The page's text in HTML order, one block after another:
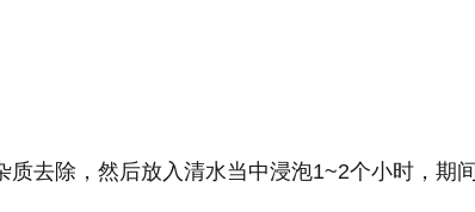
去除，然后放入清水当中浸泡1~2个小时，期